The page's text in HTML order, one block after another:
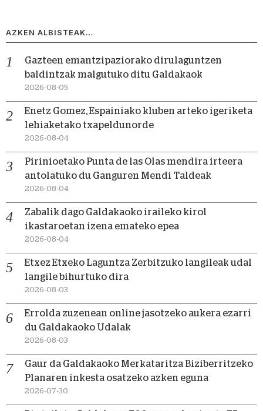
AZKEN ALBISTEAK…
Gazteen emantzipaziorako dirulaguntzen
baldintzak malgutuko ditu Galdakaok
2026-08-05
Enetz Gomez, Espainiako kluben arteko igeriketa
lehiaketako txapeldunorde
2026-08-04
Pirinioetako Punta de las Olas mendira irteera
antolatuko du Ganguren Mendi Taldeak
2026-08-04
Zabalik dago Galdakaoko iraileko kirol
ikastaroetan izena emateko epea
2026-08-04
Etxez Etxeko Laguntza Zerbitzuko langileak udal
langile bihurtuko dira
2026-08-03
Errolda zuzenean online jasotzeko aukera ezarri
du Galdakaoko Udalak
2026-08-03
Gaur da Galdakaoko Merkataritza Biziberritzeko
Planaren inkesta osatzeko azken eguna
2026-07-30